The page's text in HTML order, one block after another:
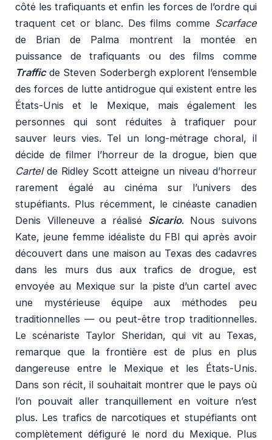
côté les trafiquants et enfin les forces de l’ordre qui
traquent cet or blanc. Des films comme Scarface
de Brian de Palma montrent la montée en
puissance de trafiquants ou des films comme
Traffic de Steven Soderbergh explorent l’ensemble
des forces de lutte antidrogue qui existent entre les
États-Unis et le Mexique, mais également les
personnes qui sont réduites à trafiquer pour
sauver leurs vies. Tel un long-métrage choral, il
décide de filmer l’horreur de la drogue, bien que
Cartelde Ridley Scott atteigne un niveau d’horreur
rarement égalé au cinéma sur l’univers des
stupéfiants. Plus récemment, le cinéaste canadien
Denis Villeneuve a réalisé Sicario. Nous suivons
Kate, jeune femme idéaliste du FBI qui après avoir
découvert dans une maison au Texas des cadavres
dans les murs dus aux trafics de drogue, est
envoyée au Mexique sur la piste d’un cartel avec
une mystérieuse équipe aux méthodes peu
traditionnelles — ou peut-être trop traditionnelles.
Le scénariste Taylor Sheridan, qui vit au Texas,
remarque que la frontière est de plus en plus
dangereuse entre le Mexique et les États-Unis.
Dans son récit, il souhaitait montrer que le pays où
l’on pouvait aller tranquillement en voiture n’est
plus. Les trafics de narcotiques et stupéfiants ont
complètement défiguré le nord du Mexique. Plus